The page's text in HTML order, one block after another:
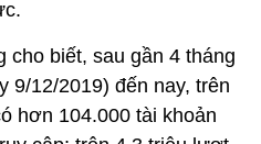
cho biết, sau gần 4 tháng
9/12/2019) đến nay, trên
hơn 104.000 tài khoản